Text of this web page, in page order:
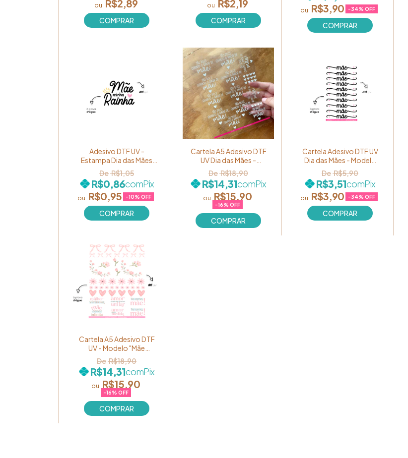
R$2,89 R$2,19 R$3,90 -34% OFF
Adesivo DTF UV -
Estampa Dia das Mães
"Mãe, minha Rainha!" Ref.
065
R$0,95 -10% OFF
R$1,05
R$0,86comPix
Cartela A5 Adesivo DTF
UV Dia das Mães -
Modelo "Tão doce
quanto o amor de mãe!"
Ref. MOM07
R$15,90
-16% OFF
R$18,90
R$14,31comPix
Cartela Adesivo DTF UV
Dia das Mães - Modelo
"Mãe com coração" Ref.
MOM11
R$3,90 -34% OFF
R$5,90
R$3,51comPix
Cartela A5 Adesivo DTF
UV - Modelo "Mãe
Delicada" Ref. MOMA512
R$15,90
-16% OFF
R$18,90
R$14,31comPix